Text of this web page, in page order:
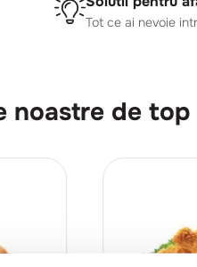
Tot ce ai nevoie
noastre de top